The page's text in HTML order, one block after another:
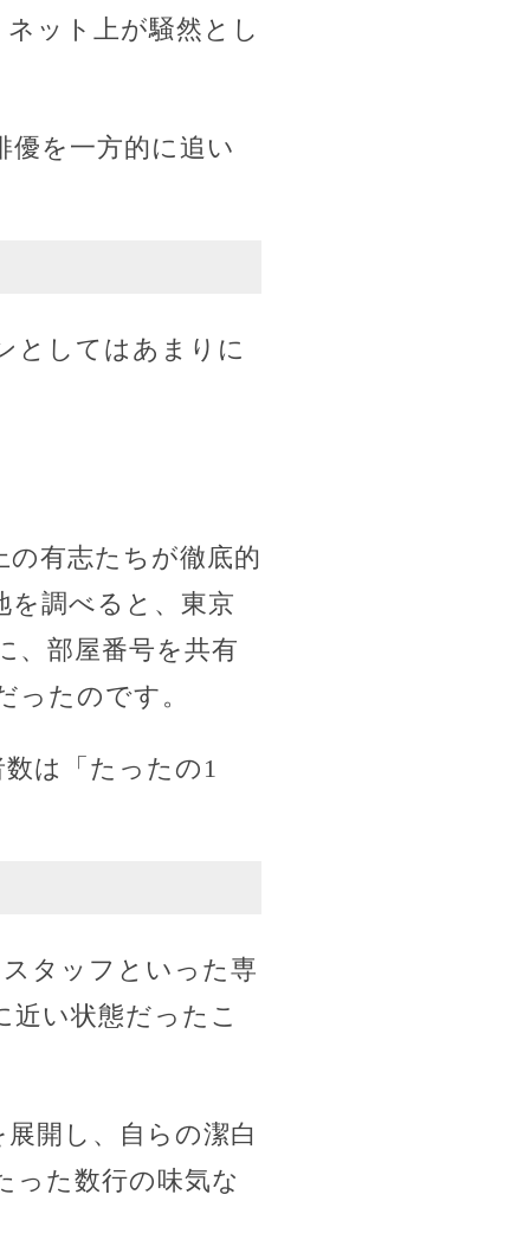
ット上が騒然とし
優を一方的に追い
としてはあまりに
有志たちが徹底的
を調べると、東京
、部屋番号を共有
ったのです。
は「たったの1
タッフといった専
い状態だったこ
開し、自らの潔白
った数行の味気な